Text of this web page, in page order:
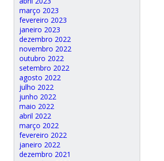
março 2023
fevereiro 2023
janeiro 2023
dezembro 2022
novembro 2022
outubro 2022
setembro 2022
agosto 2022
julho 2022
junho 2022
maio 2022
abril 2022
março 2022
fevereiro 2022
janeiro 2022
dezembro 2021